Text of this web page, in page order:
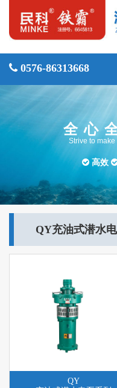
0576-86313668
全心
Strive to
高效
QY充油式潜水
QY